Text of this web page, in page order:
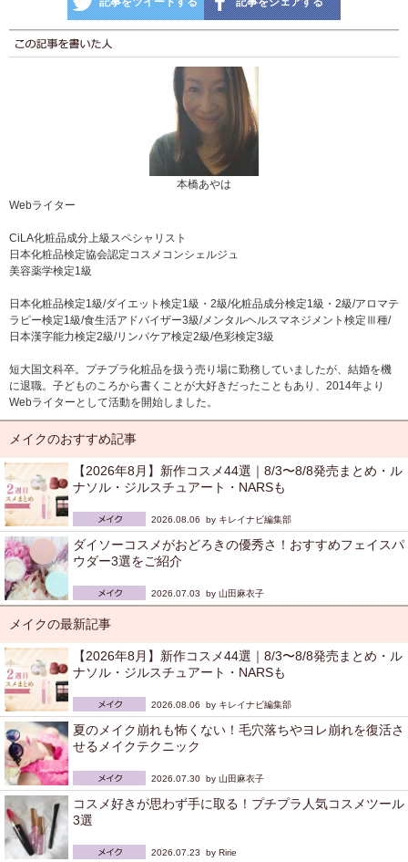
本橋あやは
Webライター
CiLA化粧品成分上級スペシャリスト
日本化粧品検定協会認定コスメコンシェルジュ
美容薬学検定1級
日本化粧品検定1級/ダイエット検定1級・2級/化粧品成分検定1級・2級/アロマテ
ラピー検定1級/食生活アドバイザー3級/メンタルヘルスマネジメント検定Ⅲ種/
日本漢字能力検定2級/リンパケア検定2級/色彩検定3級
短大国文科卒。プチプラ化粧品を扱う売り場に勤務していましたが、結婚を機
に退職。子どものころから書くことが大好きだったこともあり、2014年より
Webライターとして活動を開始しました。
メイクのおすすめ記事
【2026年8月】新作コスメ44選｜8/3〜8/8発売まとめ・ル
ナソル・ジルスチュアート・NARSも
2026.08.06 by キレイナビ編集部
ダイソーコスメがおどろきの優秀さ！おすすめフェイスパ
ウダー3選をご紹介
2026.07.03 by 山田麻衣子
メイクの最新記事
【2026年8月】新作コスメ44選｜8/3〜8/8発売まとめ・ル
ナソル・ジルスチュアート・NARSも
2026.08.06 by キレイナビ編集部
夏のメイク崩れも怖くない！毛穴落ちやヨレ崩れを復活さ
せるメイクテクニック
2026.07.30 by 山田麻衣子
コスメ好きが思わず手に取る！プチプラ人気コスメツール
3選
2026.07.23 by Ririe